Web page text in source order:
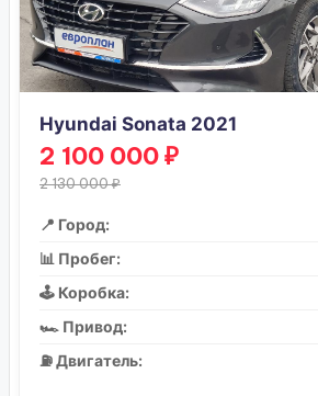
Hyundai Sonata 2021
2 100 000 ₽
2 130 000 ₽
📍 Город:
📊 Пробег:
🕹️ Коробка:
🏎️ Привод:
⛽ Двигатель: